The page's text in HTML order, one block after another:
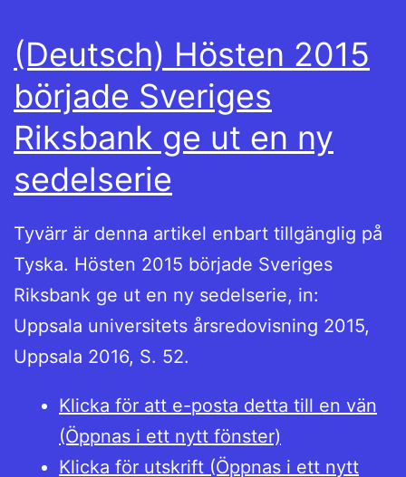
(Deutsch) Hösten 2015
började Sveriges
Riksbank ge ut en ny
sedelserie
Tyvärr är denna artikel enbart tillgänglig på
Tyska. Hösten 2015 började Sveriges
Riksbank ge ut en ny sedelserie, in:
Uppsala universitets årsredovisning 2015,
Uppsala 2016, S. 52.
Klicka för att e-posta detta till en vän
(Öppnas i ett nytt fönster)
Klicka för utskrift (Öppnas i ett nytt